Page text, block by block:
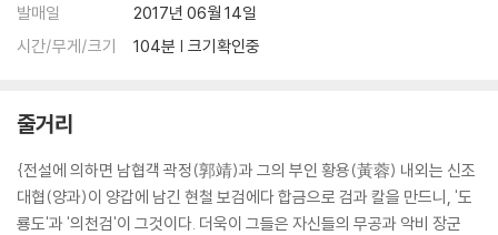
발매일
2017년 06월 14일
시간/무게/크기
104분 | 크기확인중
줄거리
{전설에 의하면 남협객 곽정(郭靖)과 그의 부인 황용(黃蓉) 내외는 신조
대협(양과)이 양갑에 남긴 현철 보검에다 합금으로 검과 칼을 만드니, '도
룡도'과 '의천검'이 그것이다. 더욱이 그들은 자신들의 무공과 악비 장군